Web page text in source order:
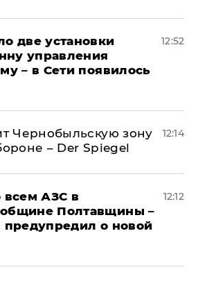
две установки
управления
– в Сети появилось
12:52
Чернобыльскую зону
– Der Spiegel
12:14
всем АЗС в
Полтавщины –
предупредил о новой
12:12